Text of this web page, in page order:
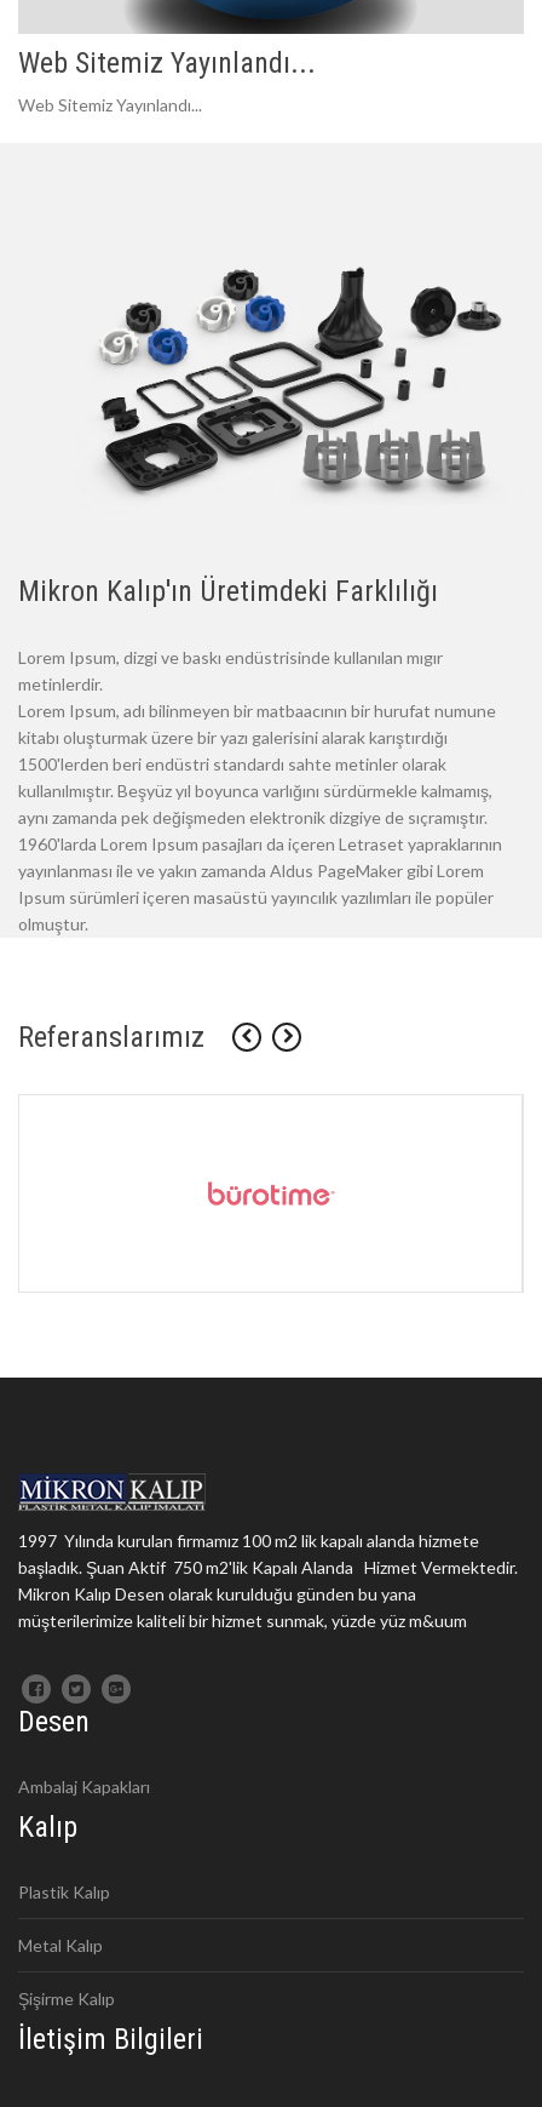
Web Sitemiz Yayınlandı...
Web Sitemiz Yayınlandı...
Mikron Kalıp'ın Üretimdeki Farklılığı
Lorem Ipsum, dizgi ve baskı endüstrisinde kullanılan mıgır
metinlerdir.
Lorem Ipsum, adı bilinmeyen bir matbaacının bir hurufat numune
kitabı oluşturmak üzere bir yazı galerisini alarak karıştırdığı
1500'lerden beri endüstri standardı sahte metinler olarak
kullanılmıştır. Beşyüz yıl boyunca varlığını sürdürmekle kalmamış,
aynı zamanda pek değişmeden elektronik dizgiye de sıçramıştır.
1960'larda Lorem Ipsum pasajları da içeren Letraset yapraklarının
yayınlanması ile ve yakın zamanda Aldus PageMaker gibi Lorem
Ipsum sürümleri içeren masaüstü yayıncılık yazılımları ile popüler
olmuştur.
Referanslarımız
1997 Yılında kurulan firmamız 100 m2 lik kapalı alanda hizmete
başladık. Şuan Aktif 750 m2'lik Kapalı Alanda Hizmet Vermektedir.
Mikron Kalıp Desen olarak kurulduğu günden bu yana
müşterilerimize kaliteli bir hizmet sunmak, yüzde yüz m&uum
Desen
Ambalaj Kapakları
Kalıp
Plastik Kalıp
Metal Kalıp
Şişirme Kalıp
İletişim Bilgileri